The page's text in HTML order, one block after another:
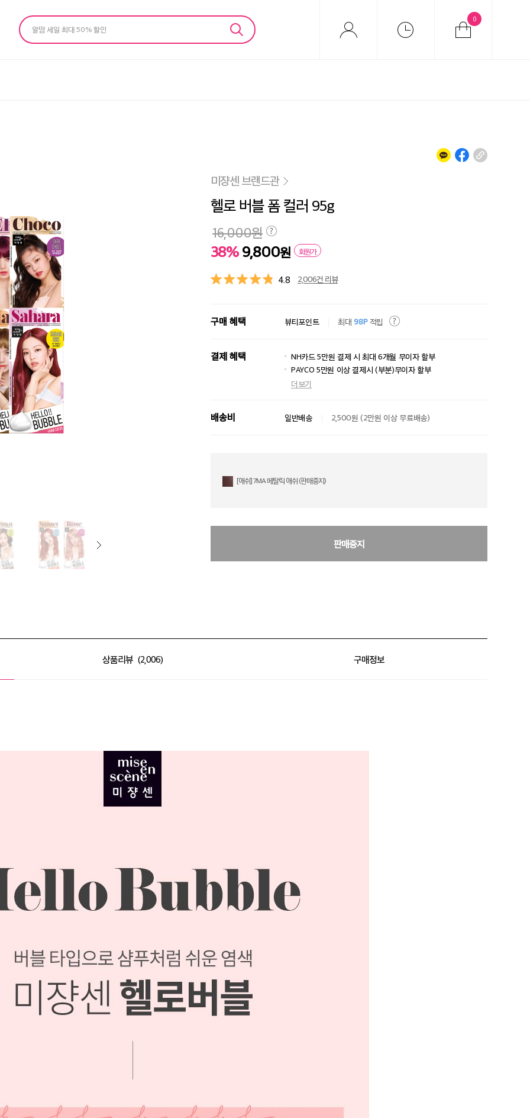
알땀 세일 최대 50% 할인
0
미쟝센 브랜드관
헬로 버블 폼 컬러 95g
38% 9,800원 회원가
16,000원
4.8 2,006건 리뷰
구매 혜택 뷰티포인트 최대98P적립
결제 혜택
NH카드 5만원 결제 시 최대 6개월 무이자 할부
PAYCO 5만원 이상 결제시 (부분)무이자 할부
더보기
배송비 일반배송 2,500원 (2만원 이상 무료배송)
[애쉬] 7MA 메탈릭 애쉬 (판매중지)
판매중지
상품리뷰 2,006 구매정보